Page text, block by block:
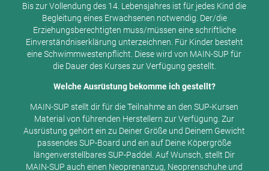
Bis zur Vollendung des 14. Lebensjahres ist für jedes Kind die
Begleitung eines Erwachsenen notwendig. Der/die
Erziehungsberechtigten muss/müssen eine schriftliche
Einverständniserklärung unterzeichnen. Für Kinder besteht
eine Schwimmwestenpflicht. Diese wird von MAIN-SUP für
die Dauer des Kurses zur Verfügung gestellt.
Welche Ausrüstung bekomme ich gestellt?
MAIN-SUP stellt dir für die Teilnahme an den SUP-Kursen
Material von führenden Herstellern zur Verfügung. Zur
Ausrüstung gehört ein zu Deiner Größe und Deinem Gewicht
passendes SUP-Board und ein auf Deine Köpergröße
längenverstellbares SUP-Paddel. Auf Wunsch, stellt Dir
MAIN-SUP auch einen Neoprenanzug, Neoprenschuhe und